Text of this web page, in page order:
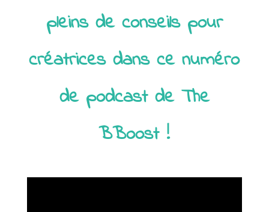
pleins de conseils pour
créatrices dans ce numéro
de podcast de The
BBoost !